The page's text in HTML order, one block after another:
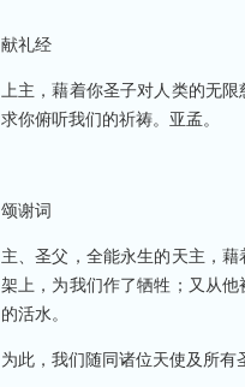
献礼经
上主，藉着你圣子对人类的无
求你俯听我们的祈祷。亚孟。
颂谢词
主、圣父，全能永生的天主，
架上，为我们作了牺牲；又从
的活水。
为此，我们随同诸位天使及所有